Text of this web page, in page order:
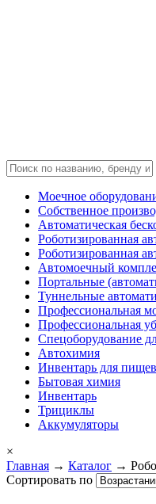
Моечное
Собственное
Автоматическая
Роботизированная
Роботизированная
Автомоечный
Портальные
Туннельные
Профессиональная
Профессиональная
Спецоборудование
Автохимия
Инвентарь для
Бытовая химия
Инвентарь
Трициклы
Аккумуляторы
×
Главная → Каталог →
Сортировать по